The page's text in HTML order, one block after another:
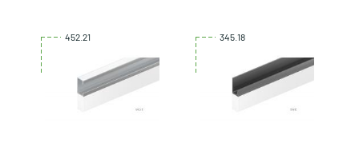
452.21 345.18